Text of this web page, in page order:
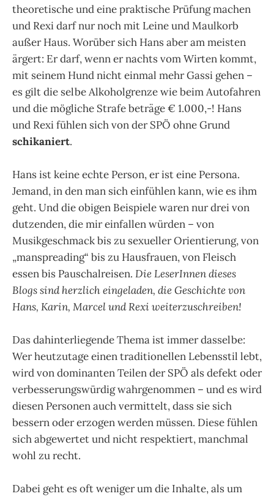
theoretische und eine praktische Prüfung machen
und Rexi darf nur noch mit Leine und Maulkorb
außer Haus. Worüber sich Hans aber am meisten
ärgert: Er darf, wenn er nachts vom Wirten kommt,
mit seinem Hund nicht einmal mehr Gassi gehen –
es gilt die selbe Alkoholgrenze wie beim Autofahren
und die mögliche Strafe beträge € 1.000,-! Hans
und Rexi fühlen sich von der SPÖ ohne Grund
schikaniert.
Hans ist keine echte Person, er ist eine Persona.
Jemand, in den man sich einfühlen kann, wie es ihm
geht. Und die obigen Beispiele waren nur drei von
dutzenden, die mir einfallen würden – von
Musikgeschmack bis zu sexueller Orientierung, von
„manspreading“ bis zu Hausfrauen, von Fleisch
essen bis Pauschalreisen. Die LeserInnen dieses
Blogs sind herzlich eingeladen, die Geschichte von
Hans, Karin, Marcel und Rexi weiterzuschreiben!
Das dahinterliegende Thema ist immer dasselbe:
Wer heutzutage einen traditionellen Lebensstil lebt,
wird von dominanten Teilen der SPÖ als defekt oder
verbesserungswürdig wahrgenommen – und es wird
diesen Personen auch vermittelt, dass sie sich
bessern oder erzogen werden müssen. Diese fühlen
sich abgewertet und nicht respektiert, manchmal
wohl zu recht.
Dabei geht es oft weniger um die Inhalte, als um